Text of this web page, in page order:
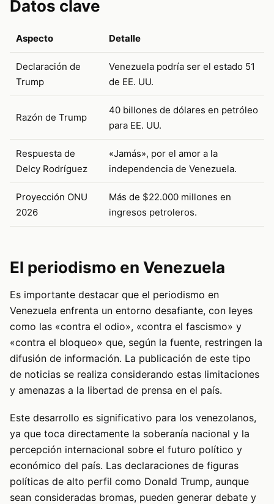
Datos clave
Aspecto Detalle
Declaración de
Trump
Venezuela podría ser el estado 51
de EE. UU.
Razón de Trump
40 billones de dólares en petróleo
para EE. UU.
Respuesta de
Delcy Rodríguez
«Jamás», por el amor a la
independencia de Venezuela.
Proyección ONU
2026
Más de $22.000 millones en
ingresos petroleros.
El periodismo en Venezuela
Es importante destacar que el periodismo en
Venezuela enfrenta un entorno desafiante, con leyes
como las «contra el odio», «contra el fascismo» y
«contra el bloqueo» que, según la fuente, restringen la
difusión de información. La publicación de este tipo
de noticias se realiza considerando estas limitaciones
y amenazas a la libertad de prensa en el país.
Este desarrollo es significativo para los venezolanos,
ya que toca directamente la soberanía nacional y la
percepción internacional sobre el futuro político y
económico del país. Las declaraciones de figuras
políticas de alto perfil como Donald Trump, aunque
sean consideradas bromas, pueden generar debate y